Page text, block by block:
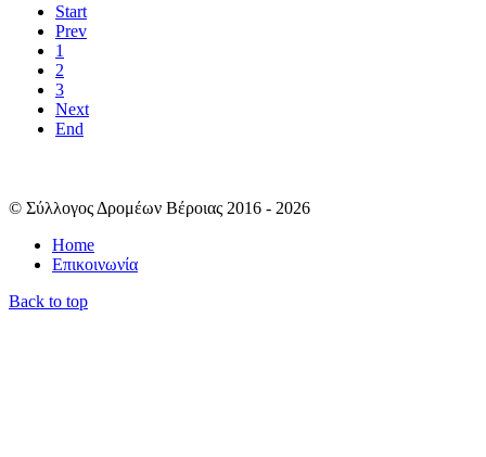
Start
Prev
1
2
3
Next
End
© Σύλλογος Δρομέων Βέροιας 2016 - 2026
Home
Επικοινωνία
Back to top